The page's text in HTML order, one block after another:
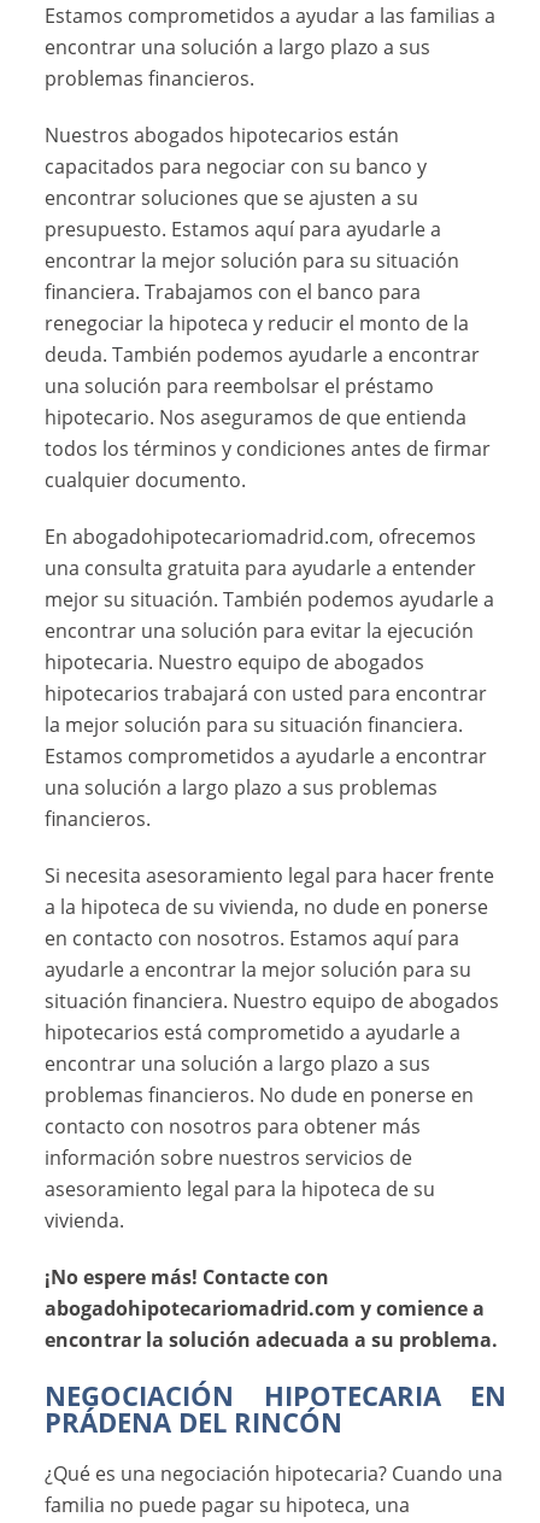
Estamos comprometidos a ayudar a las familias a
encontrar una solución a largo plazo a sus
problemas financieros.
Nuestros abogados hipotecarios están
capacitados para negociar con su banco y
encontrar soluciones que se ajusten a su
presupuesto. Estamos aquí para ayudarle a
encontrar la mejor solución para su situación
financiera. Trabajamos con el banco para
renegociar la hipoteca y reducir el monto de la
deuda. También podemos ayudarle a encontrar
una solución para reembolsar el préstamo
hipotecario. Nos aseguramos de que entienda
todos los términos y condiciones antes de firmar
cualquier documento.
En abogadohipotecariomadrid.com, ofrecemos
una consulta gratuita para ayudarle a entender
mejor su situación. También podemos ayudarle a
encontrar una solución para evitar la ejecución
hipotecaria. Nuestro equipo de abogados
hipotecarios trabajará con usted para encontrar
la mejor solución para su situación financiera.
Estamos comprometidos a ayudarle a encontrar
una solución a largo plazo a sus problemas
financieros.
Si necesita asesoramiento legal para hacer frente
a la hipoteca de su vivienda, no dude en ponerse
en contacto con nosotros. Estamos aquí para
ayudarle a encontrar la mejor solución para su
situación financiera. Nuestro equipo de abogados
hipotecarios está comprometido a ayudarle a
encontrar una solución a largo plazo a sus
problemas financieros. No dude en ponerse en
contacto con nosotros para obtener más
información sobre nuestros servicios de
asesoramiento legal para la hipoteca de su
vivienda.
¡No espere más! Contacte con
abogadohipotecariomadrid.com y comience a
encontrar la solución adecuada a su problema.
NEGOCIACIÓN HIPOTECARIA EN
PRÁDENA DEL RINCÓN
¿Qué es una negociación hipotecaria? Cuando una
familia no puede pagar su hipoteca, una